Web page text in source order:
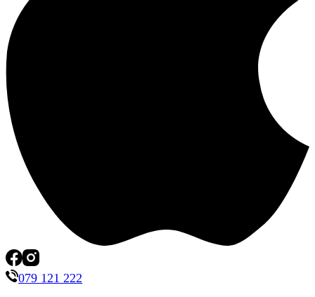
079 121 222